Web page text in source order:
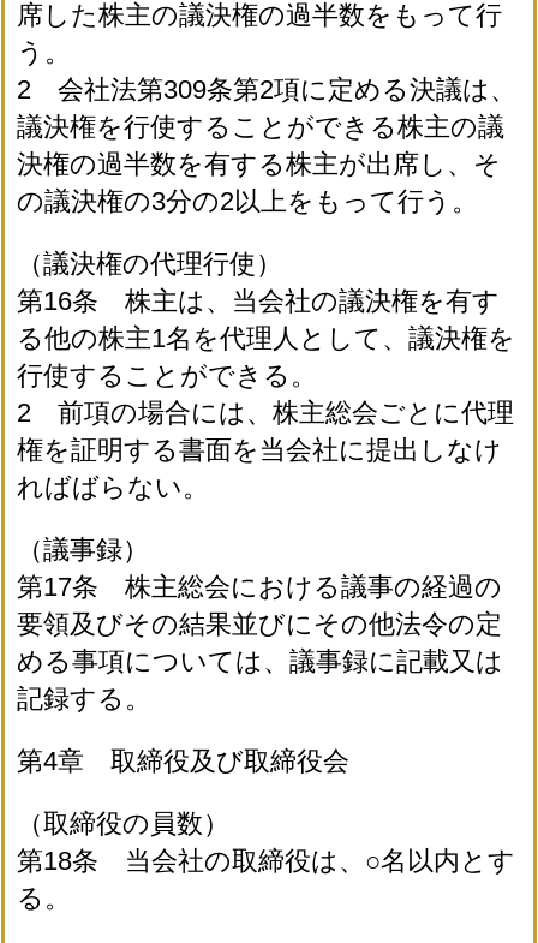
席した株主の議決権の過半数をもって行
う。
2 会社法第309条第2項に定める決議は、
議決権を行使することができる株主の議
決権の過半数を有する株主が出席し、そ
の議決権の3分の2以上をもって行う。
（議決権の代理行使）
第16条 株主は、当会社の議決権を有す
る他の株主1名を代理人として、議決権を
行使することができる。
2 前項の場合には、株主総会ごとに代理
権を証明する書面を当会社に提出しなけ
ればばらない。
（議事録）
第17条 株主総会における議事の経過の
要領及びその結果並びにその他法令の定
める事項については、議事録に記載又は
記録する。
第4章 取締役及び取締役会
（取締役の員数）
第18条 当会社の取締役は、○名以内とす
る。